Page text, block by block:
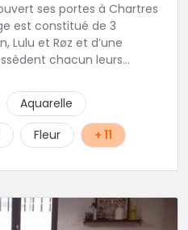
ses portes à Chartres
est constitué de 3
Lulu et Røz et d’une
chacun leurs
de pouvoir construire un
est
une semaine par mois au
Aquarelle
Fleur + 11